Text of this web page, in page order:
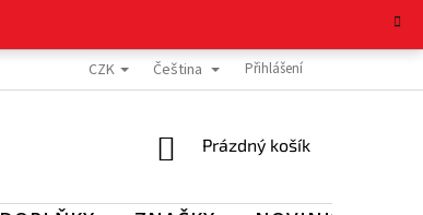
REKLAMAČNÍ ŘÁD OCHRANA OSOBNÍCH ÚDAJŮ
CZK Čeština Přihlášení
NÁKUPNÍ
Prázdný košík